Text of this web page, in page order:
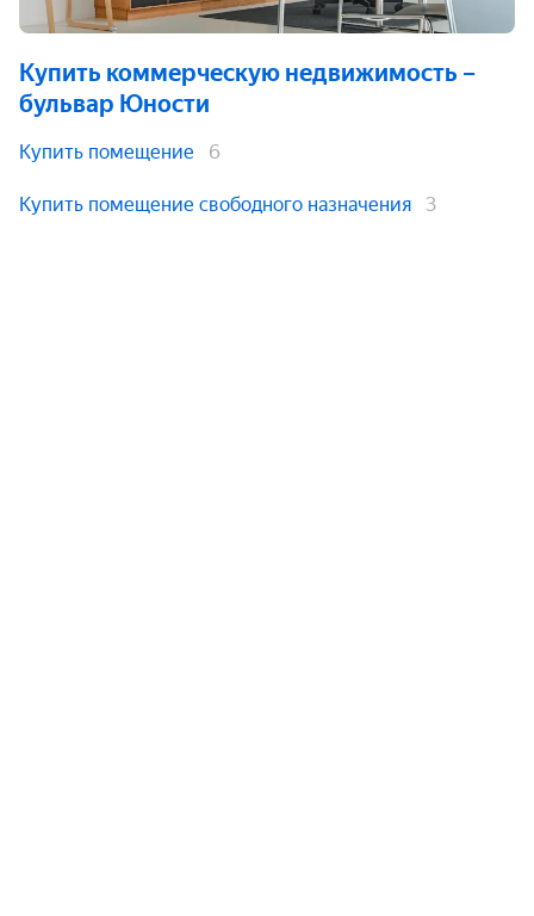
Купить коммерческую недвижимость –
бульвар Юности
Купить помещение 6
Купить помещение свободного назначения 3